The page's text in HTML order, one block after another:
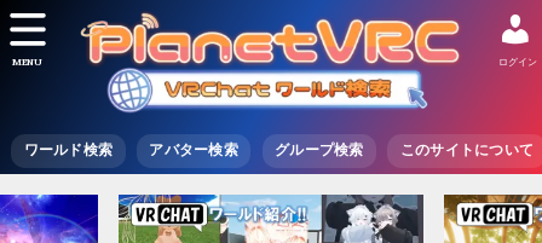
ワールド検索 アバター検索 グループ検索 このサイトについて
ログイン
MENU